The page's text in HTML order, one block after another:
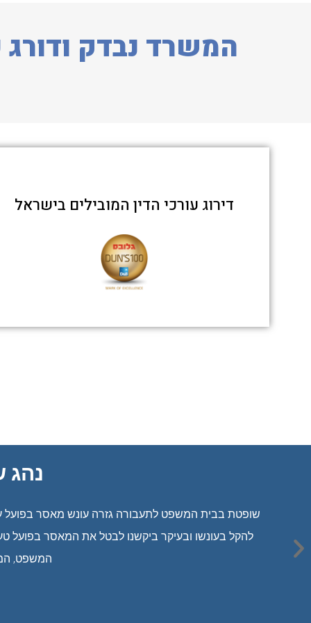
המשרד נבדק
דירוג עורכי הדין המובילים בישראל
נהג
שופטת בבית המשפט לתעבורה גזרה עונש מאסר בפועל
המשפט, המחוזי בהרכב של 3